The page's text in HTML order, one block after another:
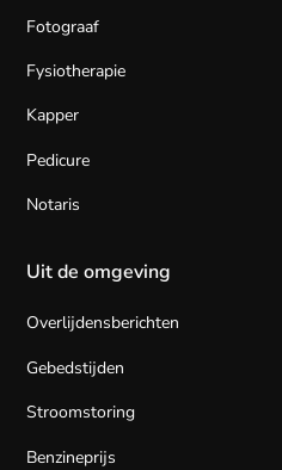
Fotograaf
Fysiotherapie
Kapper
Pedicure
Notaris
Uit de omgeving
Overlijdensberichten
Gebedstijden
Stroomstoring
Benzineprijs